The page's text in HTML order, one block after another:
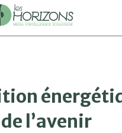
l’avenir